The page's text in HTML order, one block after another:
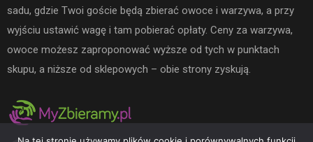
sadu, gdzie Twoi goście będą zbierać owoce i warzywa, a przy
wyjściu ustawić wagę i tam pobierać opłaty. Ceny za warzywa,
owoce możesz zaproponować wyższe od tych w punktach
skupu, a niższe od sklepowych – obie strony zyskują.